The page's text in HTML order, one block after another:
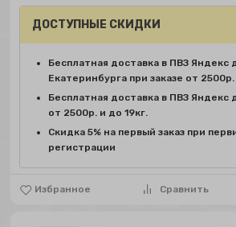
Избранное Сравнить
ДОСТУПНЫЕ СКИДКИ
Бесплатная доставка в ПВЗ Яндекс
Екатеринбурга при заказе от 2500р.
Бесплатная доставка в ПВЗ Яндекс
от 2500р. и до 19кг.
Скидка 5% на первый заказ при
регистрации